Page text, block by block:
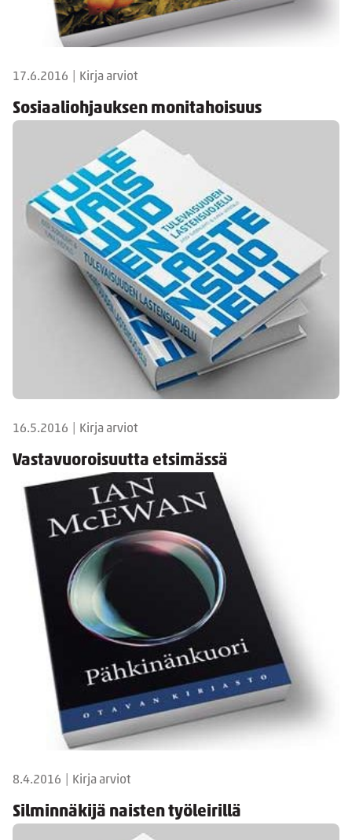
17.6.2016 Kirja arviot
Sosiaaliohjauksen monitahoisuus
16.5.2016 Kirja arviot
Vastavuoroisuutta etsimässä
8.4.2016 Kirja arviot
Silminnäkijä naisten työleirillä